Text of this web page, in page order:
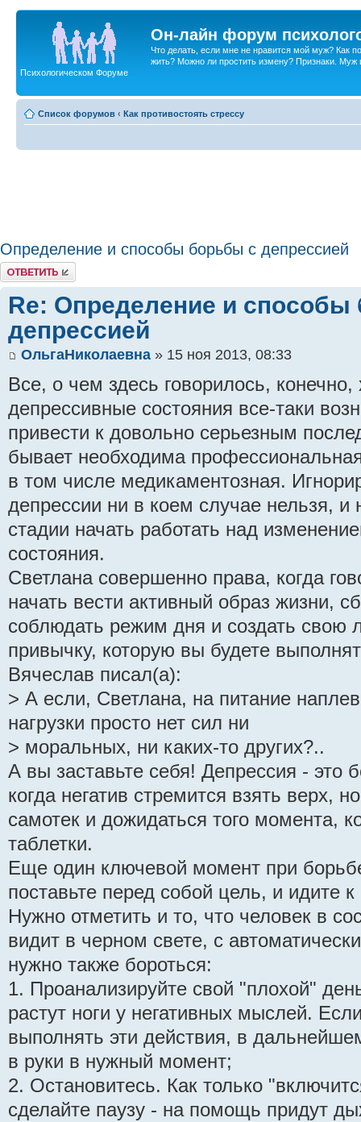
Он-лайн форум
Что делать, если мне не нравится мой муж? Как
жить? Можно ли простить измену? Признаки. Муж
Психологическом Форуме
Список форумов ‹ Как противостоять стрессу
Определение и способы борьбы с депрессией
Ответить
Re: Определение и
депрессией
ОльгаНиколаевна » 15 ноя 2013, 08:33
Все, о чем здесь говорилось,
депрессивные состояния все-таки
привести к довольно серьезным
бывает необходима
в том числе медикаментозная.
депрессии ни в коем случае нельзя, и
стадии начать работать над
состояния.
Светлана совершенно права, когда
начать вести активный образ жизни,
соблюдать режим дня и создать свою
привычку, которую вы будете
Вячеслав писал(а):
> А если, Светлана, на питание
нагрузки просто нет сил ни
> моральных, ни каких-то других?..
А вы заставьте себя! Депрессия - это
когда негатив стремится взять верх,
самотек и дожидаться того момента,
таблетки.
Еще один ключевой момент при
поставьте перед собой цель, и идите
Нужно отметить и то, что человек в
видит в черном свете, с
нужно также бороться:
1. Проанализируйте свой "плохой"
растут ноги у негативных мыслей.
выполнять эти действия, в
в руки в нужный момент;
2. Остановитесь. Как только
сделайте паузу - на помощь придут